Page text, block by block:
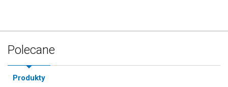
Polecane
Produkty